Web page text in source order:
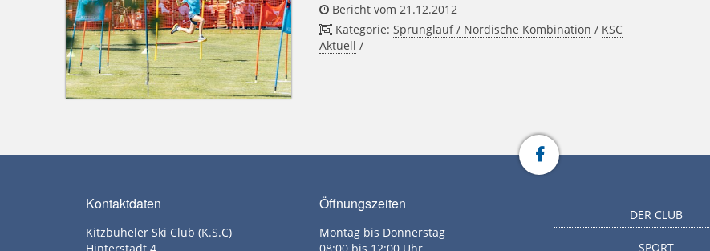
Bericht vom 21.12.2012
Kategorie:Sprunglauf / Nordische Kombination / KSC
Aktuell /
Kontaktdaten
Kitzbüheler Ski Club (K.S.C)
Öffnungszeiten
Montag bis Donnerstag
DER CLUB
SPORT